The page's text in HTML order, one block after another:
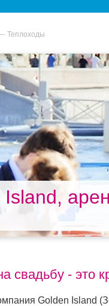
Теплоходы
свадьбу - это
Golden Island